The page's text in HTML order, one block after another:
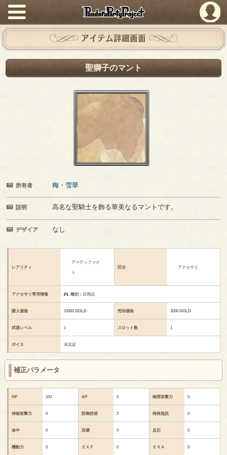
PandoraPartyProject
アイテム詳細画面
聖獅子のマント
所有者 梅・雪華
説明 高名な聖騎士を飾る華美なるマントです。
デザイア なし
レアリティ
アーティファク
ト
区分 アクセサリ
アクセサリ専用情報 種別： 日用品
購入価格 10000GOLD 売却価格 3000GOLD
武器レベル 1 スロット数 1
ボイス 未設定
補正パラメータ
HP 100 AP 0 物理攻撃力 0
神秘攻撃力 0 防御技術 2 特殊抵抗 0
命中 0 回避 0 反応 0
機動力 0 ＥＸＦ 0 ＥＸＡ 0